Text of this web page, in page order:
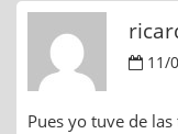
11/
Pues yo tuve de